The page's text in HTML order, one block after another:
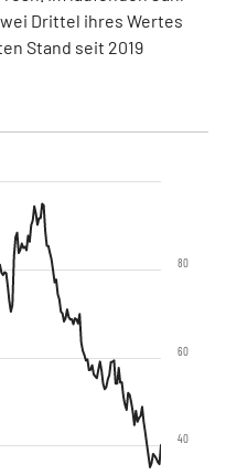
Drittel ihres Wertes
Stand seit 2019
40
60
80